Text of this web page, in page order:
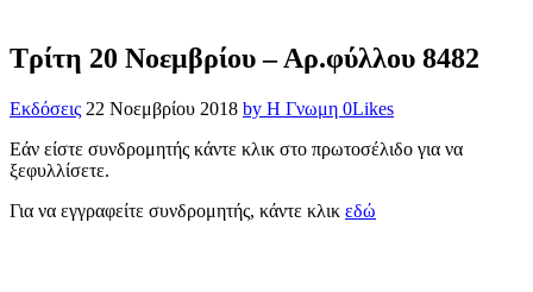
Τρίτη 20 Νοεμβρίου – Αρ.φύλλου 8482
Εκδόσεις 22 Νοεμβρίου 2018 by Η Γνωμη 0Likes
Εάν είστε συνδρομητής κάντε κλικ στο πρωτοσέλιδο για να
ξεφυλλίσετε.
Για να εγγραφείτε συνδρομητής, κάντε κλικ εδώ